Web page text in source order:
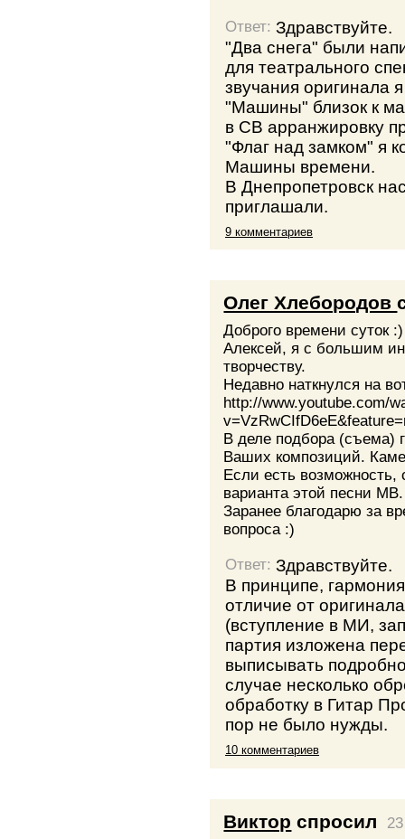
Ответ:Здравствуйте.
"Два снега" были
для театрального
звучания оригинала
"Машины" близок к
в СВ арранжировку
"Флаг над замком" я
Машины времени.
В Днепропетровск
приглашали.
9 комментариев
Олег Хлебородов
Доброго времени суток :)
Алексей, я с большим
творчеству.
Недавно наткнулся на
http://www.youtube.com/
В деле подбора (съема)
Ваших композиций.
Если есть возможность,
варианта этой песни МВ.
Заранее благодарю за
вопроса :)
Ответ:Здравствуйте.
В принципе,
отличие от
(вступление в МИ,
партия изложена
выписывать
случае несколько
обработку в Гитар
пор не было нужды.
10 комментариев
Виктор спросил